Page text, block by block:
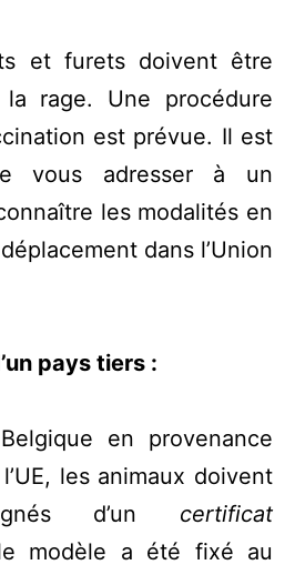
et furets doivent être
rage. Une procédure
est prévue. Il est
vous adresser à un
les modalités en
dans l’Union
pays tiers :
en provenance
les animaux doivent
d’un certificat
modèle a été fixé au